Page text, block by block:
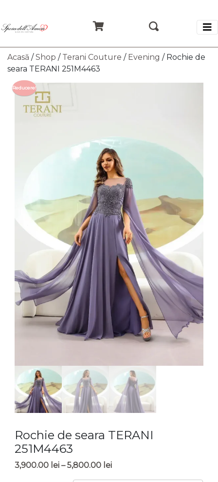
Acasă /Shop / Terani Couture / Evening / Rochie de
seara TERANI 251M4463
Reducere!
Rochie de seara TERANI
251M4463
3,900.00 lei – 5,800.00 leiInterval